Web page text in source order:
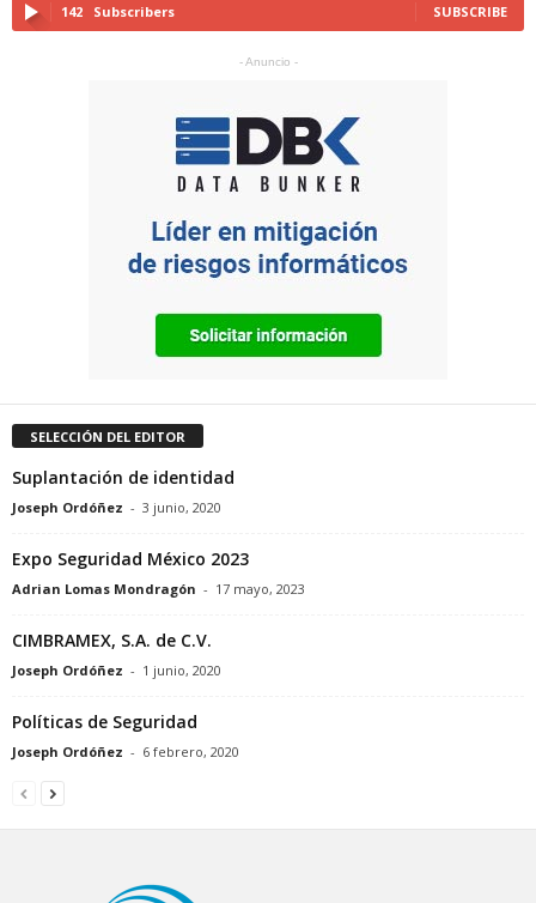
142 Subscribers SUBSCRIBE
- Anuncio -
SELECCIÓN DEL EDITOR
Suplantación de identidad
Joseph Ordóñez - 3 junio, 2020
Expo Seguridad México 2023
Adrian Lomas Mondragón - 17 mayo, 2023
CIMBRAMEX, S.A. de C.V.
Joseph Ordóñez - 1 junio, 2020
Políticas de Seguridad
Joseph Ordóñez - 6 febrero, 2020